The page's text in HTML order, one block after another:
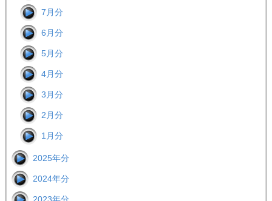
7月分
6月分
5月分
4月分
3月分
2月分
1月分
2025年分
2024年分